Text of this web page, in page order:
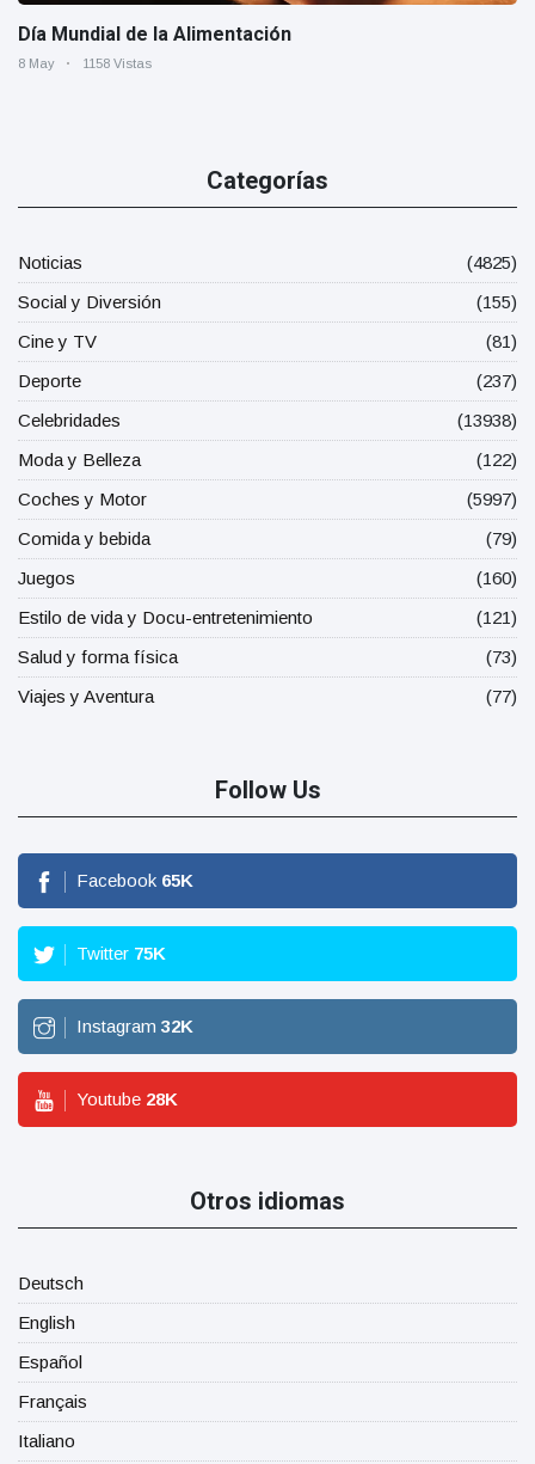
Día Mundial de la Alimentación
8 May 1158 Vistas
Categorías
Noticias
(4825)
Social y Diversión
(155)
Cine y TV
(81)
Deporte
(237)
Celebridades
(13938)
Moda y Belleza
(122)
Coches y Motor
(5997)
Comida y bebida
(79)
Juegos
(160)
Estilo de vida y Docu-entretenimiento
(121)
Salud y forma física
(73)
Viajes y Aventura
(77)
Follow Us
Facebook 65K
Twitter 75K
Instagram 32K
Youtube 28K
Otros idiomas
Deutsch
English
Español
Français
Italiano